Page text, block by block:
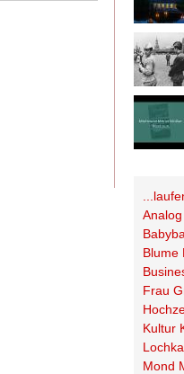
Analog
Blume
Frau
Kultur
Mond